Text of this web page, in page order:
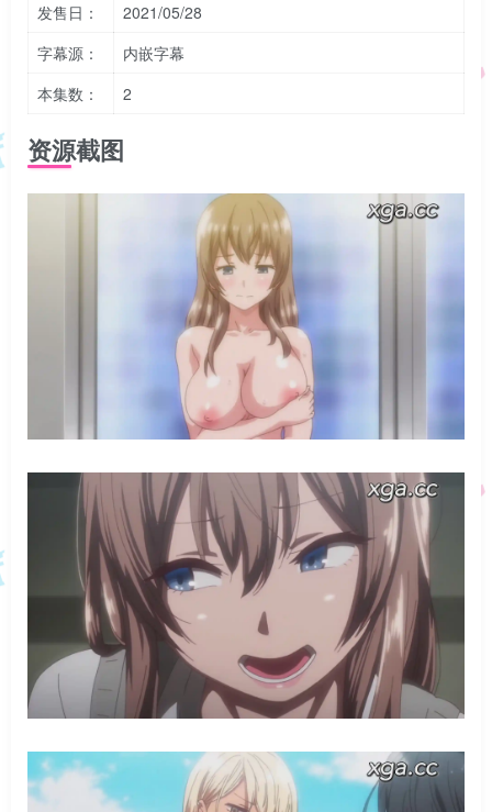
发售日：
2021/05/28
字幕源：
内嵌字幕
本集数：
2
资源截图